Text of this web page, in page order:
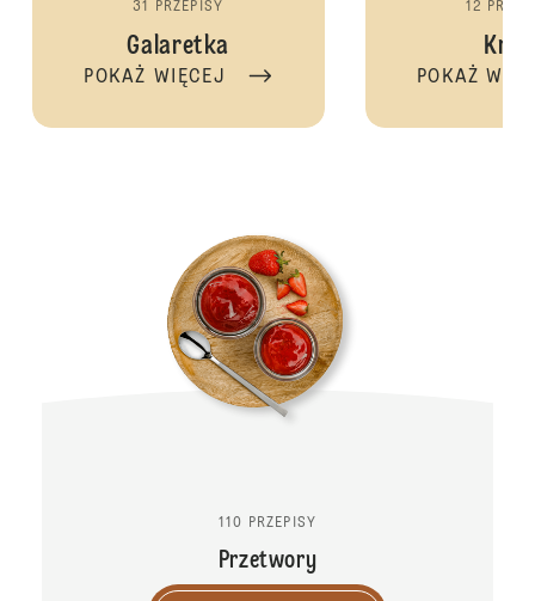
31 PRZEPISY
Galaretka
POKAŻ WIĘCEJ
12
POKAŻ
110 PRZEPISY
Przetwory